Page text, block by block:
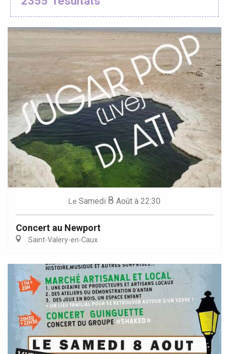
Le Samedi 8 Août à 22:30
Concert au Newport
Saint-Valery-en-Caux